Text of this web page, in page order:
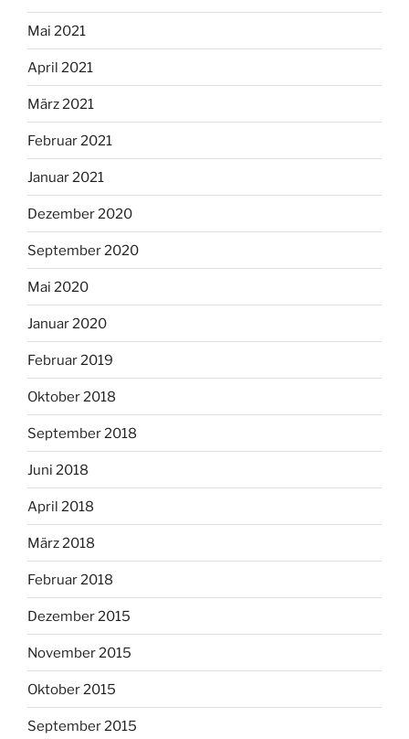
Mai 2021
April 2021
März 2021
Februar 2021
Januar 2021
Dezember 2020
September 2020
Mai 2020
Januar 2020
Februar 2019
Oktober 2018
September 2018
Juni 2018
April 2018
März 2018
Februar 2018
Dezember 2015
November 2015
Oktober 2015
September 2015